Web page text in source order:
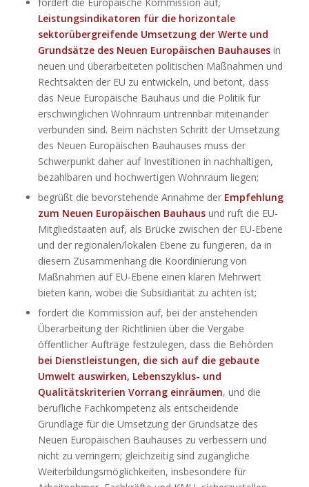
Leistungsindikatoren für die horizontale
sektorübergreifende Umsetzung der Werte und
Grundsätze des Neuen Europäischen Bauhausesin
neuen und überarbeiteten politischen Maßnahmen und
Rechtsakten der EU zu entwickeln, und betont, dass
das Neue Europäische Bauhaus und die Politik für
erschwinglichen Wohnraum untrennbar miteinander
verbunden sind. Beim nächsten Schritt der Umsetzung
des Neuen Europäischen Bauhauses muss der
Schwerpunkt daher auf Investitionen in nachhaltigen,
bezahlbaren und hochwertigen Wohnraum liegen;
begrüßt die bevorstehende Annahme der Empfehlung
zum Neuen Europäischen Bauhausund ruft die EU-
Mitgliedstaaten auf, als Brücke zwischen der EU-Ebene
und der regionalen/lokalen Ebene zu fungieren, da in
diesem Zusammenhang die Koordinierung von
Maßnahmen auf EU-Ebene einen klaren Mehrwert
bieten kann, wobei die Subsidiarität zu achten ist;
fordert die Kommission auf, bei der anstehenden
Überarbeitung der Richtlinien über die Vergabe
öffentlicher Aufträge festzulegen, dass die Behörden
bei Dienstleistungen, die sich auf die gebaute
Umwelt auswirken, Lebenszyklus- und
Qualitätskriterien Vorrang einräumen, und die
berufliche Fachkompetenz als entscheidende
Grundlage für die Umsetzung der Grundsätze des
Neuen Europäischen Bauhauses zu verbessern und
nicht zu verringern; gleichzeitig sind zugängliche
Weiterbildungsmöglichkeiten, insbesondere für